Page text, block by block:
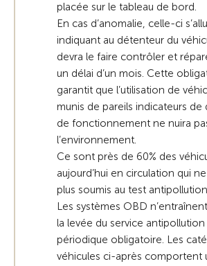
placée sur le tableau de bord.
En cas d’anomalie, celle-ci
indiquant au détenteur du
devra le faire contrôler et
un délai d’un mois. Cette
garantit que l’utilisation de
munis de pareils indicateurs de
de fonctionnement ne nuira
l’environnement.
Ce sont près de 60% des
aujourd’hui en circulation qui
plus soumis au test
Les systèmes OBD
la levée du service antipollution
périodique obligatoire. Les
véhicules ci-après comportent